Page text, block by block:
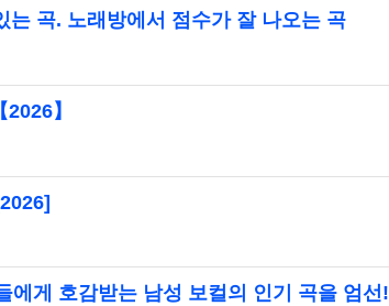
는 곡. 노래방에서 점수가 잘 나오는 곡
】
에게 호감받는 남성 보컬의 인기 곡을 엄선!